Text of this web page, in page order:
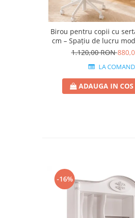
Birou pentru copii cu
cm – Spațiu de lucru
Varia white
1.120,00 RON
LA
ADAUGA IN COS
-16%